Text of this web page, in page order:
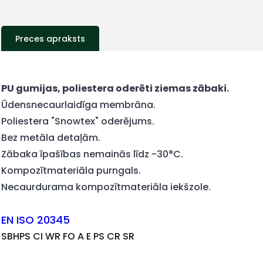
Preces apraksts
PU gumijas, poliestera oderēti ziemas zābaki.
Ūdensnecaurlaidīga membrāna.
Poliestera "Snowtex" oderējums.
Bez metāla detaļām.
Zābaka īpašības nemainās līdz -30°C.
Kompozītmateriāla purngals.
Necaurdurama kompozītmateriāla iekšzole.
EN ISO 20345
SBHPS CI WR FO A E PS CR SR
Sazinies
ar
mums!
+